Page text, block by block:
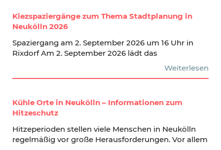
Kiezspaziergänge zum Thema Stadtplanung in
Neukölln 2026
Spaziergang am 2. September 2026 um 16 Uhr in
Rixdorf Am 2. September 2026 lädt das
Weiterlesen
Kühle Orte in Neukölln – Informationen zum
Hitzeschutz
Hitzeperioden stellen viele Menschen in Neukölln
regelmäßig vor große Herausforderungen. Vor allem